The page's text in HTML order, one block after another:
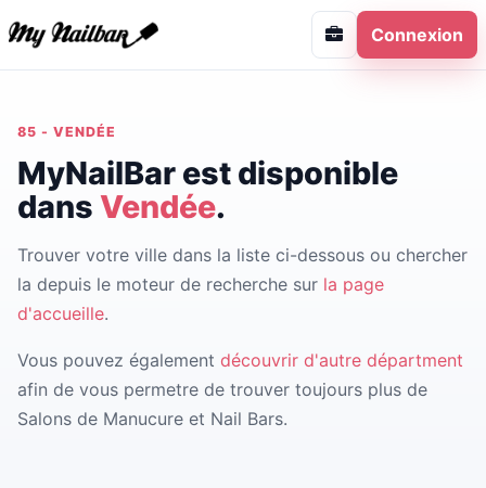
Connexion
85 - VENDÉE
MyNailBar est disponible
dans Vendée.
Trouver votre ville dans la liste ci-dessous ou chercher
la depuis le moteur de recherche sur la page
d'accueille.
Vous pouvez également découvrir d'autre départment
afin de vous permetre de trouver toujours plus de
Salons de Manucure et Nail Bars.